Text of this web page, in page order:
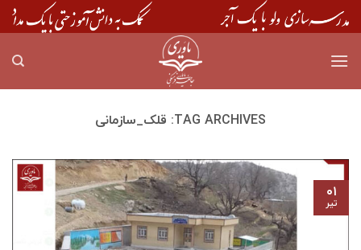
Skip
to
TAG ARCHIVES: قلک_سازمانی
۰۱
تیر